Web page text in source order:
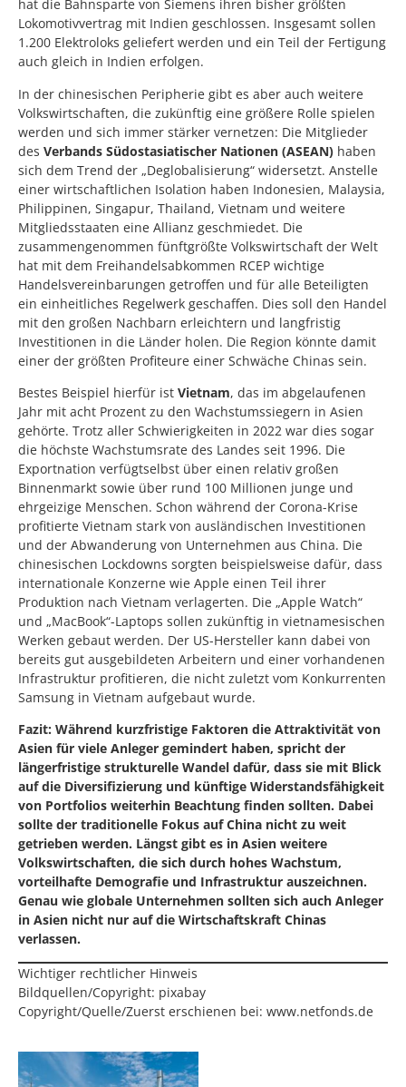
hat die Bahnsparte von Siemens ihren bisher größten
Lokomotivvertrag mit Indien geschlossen. Insgesamt sollen
1.200 Elektroloks geliefert werden und ein Teil der Fertigung
auch gleich in Indien erfolgen.
In der chinesischen Peripherie gibt es aber auch weitere
Volkswirtschaften, die zukünftig eine größere Rolle spielen
werden und sich immer stärker vernetzen: Die Mitglieder
des Verbands Südostasiatischer Nationen (ASEAN) haben
sich dem Trend der „Deglobalisierung“ widersetzt. Anstelle
einer wirtschaftlichen Isolation haben Indonesien, Malaysia,
Philippinen, Singapur, Thailand, Vietnam und weitere
Mitgliedsstaaten eine Allianz geschmiedet. Die
zusammengenommen fünftgrößte Volkswirtschaft der Welt
hat mit dem Freihandelsabkommen RCEP wichtige
Handelsvereinbarungen getroffen und für alle Beteiligten
ein einheitliches Regelwerk geschaffen. Dies soll den Handel
mit den großen Nachbarn erleichtern und langfristig
Investitionen in die Länder holen. Die Region könnte damit
einer der größten Profiteure einer Schwäche Chinas sein.
Bestes Beispiel hierfür ist Vietnam, das im abgelaufenen
Jahr mit acht Prozent zu den Wachstumssiegern in Asien
gehörte. Trotz aller Schwierigkeiten in 2022 war dies sogar
die höchste Wachstumsrate des Landes seit 1996. Die
Exportnation verfügtselbst über einen relativ großen
Binnenmarkt sowie über rund 100 Millionen junge und
ehrgeizige Menschen. Schon während der Corona-Krise
profitierte Vietnam stark von ausländischen Investitionen
und der Abwanderung von Unternehmen aus China. Die
chinesischen Lockdowns sorgten beispielsweise dafür, dass
internationale Konzerne wie Apple einen Teil ihrer
Produktion nach Vietnam verlagerten. Die „Apple Watch“
und „MacBook“-Laptops sollen zukünftig in vietnamesischen
Werken gebaut werden. Der US-Hersteller kann dabei von
bereits gut ausgebildeten Arbeitern und einer vorhandenen
Infrastruktur profitieren, die nicht zuletzt vom Konkurrenten
Samsung in Vietnam aufgebaut wurde.
Fazit: Während kurzfristige Faktoren die Attraktivität von
Asien für viele Anleger gemindert haben, spricht der
längerfristige strukturelle Wandel dafür, dass sie mit Blick
auf die Diversifizierung und künftige Widerstandsfähigkeit
von Portfolios weiterhin Beachtung finden sollten. Dabei
sollte der traditionelle Fokus auf China nicht zu weit
getrieben werden. Längst gibt es in Asien weitere
Volkswirtschaften, die sich durch hohes Wachstum,
vorteilhafte Demografie und Infrastruktur auszeichnen.
Genau wie globale Unternehmen sollten sich auch Anleger
in Asien nicht nur auf die Wirtschaftskraft Chinas
verlassen.
Wichtiger rechtlicher Hinweis
Bildquellen/Copyright: pixabay
Copyright/Quelle/Zuerst erschienen bei: www.netfonds.de